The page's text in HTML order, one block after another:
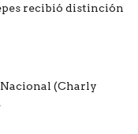
recibió distinción
(Charly